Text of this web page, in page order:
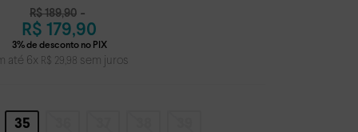
R$ 189,90
R$ 179,90
até 6x R$ 29,98 sem juros
35